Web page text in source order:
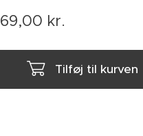
kr.
Tilføj til kurven